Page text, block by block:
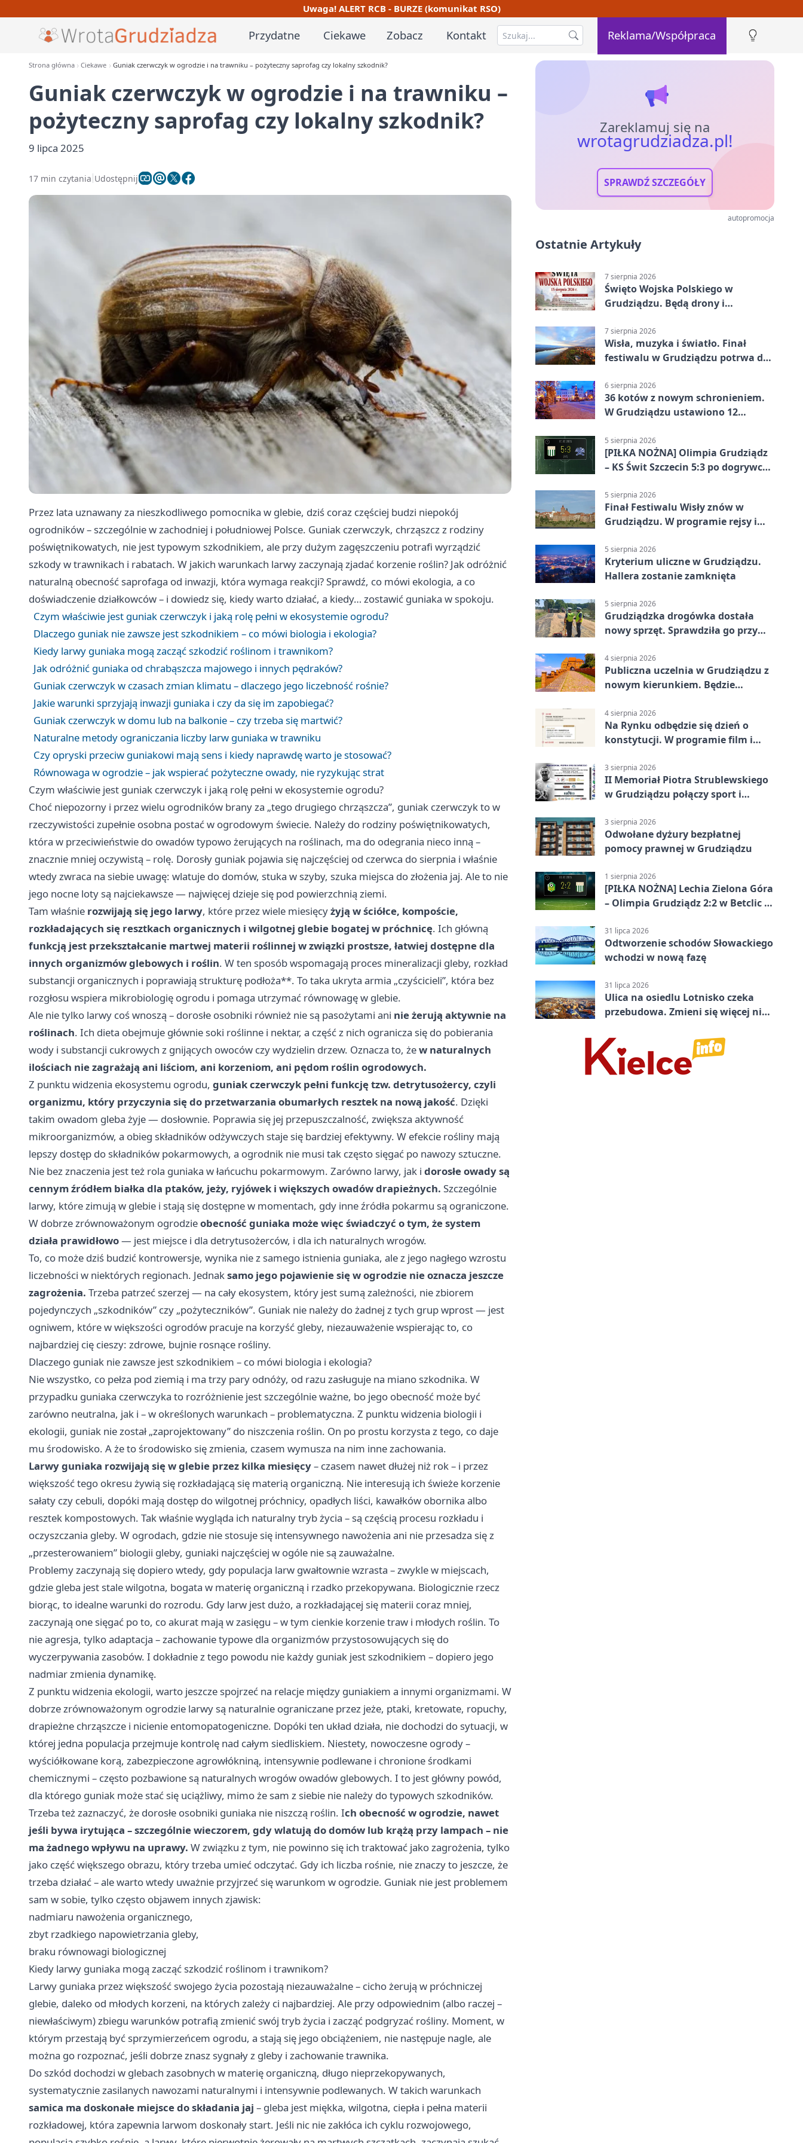
Uwaga! ALERT RCB - BURZE (komunikat RSO)
Przydatne Ciekawe Zobacz Kontakt Reklama/Współpraca
Strona główna Ciekawe Guniak czerwczyk w ogrodzie i na trawniku – pożyteczny saprofag czy lokalny szkodnik?
Guniak czerwczyk w ogrodzie i na trawniku –
pożyteczny saprofag czy lokalny szkodnik?
9 lipca 2025
17 min czytania Udostępnij
Przez lata uznawany za nieszkodliwego pomocnika w glebie, dziś coraz częściej budzi niepokój
ogrodników – szczególnie w zachodniej i południowej Polsce. Guniak czerwczyk, chrząszcz z rodziny
poświętnikowatych, nie jest typowym szkodnikiem, ale przy dużym zagęszczeniu potrafi wyrządzić
szkody w trawnikach i rabatach. W jakich warunkach larwy zaczynają zjadać korzenie roślin? Jak odróżnić
naturalną obecność saprofaga od inwazji, która wymaga reakcji? Sprawdź, co mówi ekologia, a co
doświadczenie działkowców – i dowiedz się, kiedy warto działać, a kiedy… zostawić guniaka w spokoju.
Czym właściwie jest guniak czerwczyk i jaką rolę pełni w ekosystemie ogrodu?
Dlaczego guniak nie zawsze jest szkodnikiem – co mówi biologia i ekologia?
Kiedy larwy guniaka mogą zacząć szkodzić roślinom i trawnikom?
Jak odróżnić guniaka od chrabąszcza majowego i innych pędraków?
Guniak czerwczyk w czasach zmian klimatu – dlaczego jego liczebność rośnie?
Jakie warunki sprzyjają inwazji guniaka i czy da się im zapobiegać?
Guniak czerwczyk w domu lub na balkonie – czy trzeba się martwić?
Naturalne metody ograniczania liczby larw guniaka w trawniku
Czy opryski przeciw guniakowi mają sens i kiedy naprawdę warto je stosować?
Równowaga w ogrodzie – jak wspierać pożyteczne owady, nie ryzykując strat
Czym właściwie jest guniak czerwczyk i jaką rolę pełni w ekosystemie ogrodu?
Choć niepozorny i przez wielu ogrodników brany za „tego drugiego chrząszcza”, guniak czerwczyk to w
rzeczywistości zupełnie osobna postać w ogrodowym świecie. Należy do rodziny poświętnikowatych,
która w przeciwieństwie do owadów typowo żerujących na roślinach, ma do odegrania nieco inną –
znacznie mniej oczywistą – rolę. Dorosły guniak pojawia się najczęściej od czerwca do sierpnia i właśnie
wtedy zwraca na siebie uwagę: wlatuje do domów, stuka w szyby, szuka miejsca do złożenia jaj. Ale to nie
jego nocne loty są najciekawsze — najwięcej dzieje się pod powierzchnią ziemi.
Tam właśnie rozwijają się jego larwy, które przez wiele miesięcyżyją w ściółce, kompoście,
rozkładających się resztkach organicznych i wilgotnej glebie bogatej w próchnicę. Ich główną
funkcją jest przekształcanie martwej materii roślinnej w związki prostsze, łatwiej dostępne dla
innych organizmów glebowych i roślin. W ten sposób wspomagają proces mineralizacji gleby, rozkład
substancji organicznych i poprawiają strukturę podłoża**. To taka ukryta armia „czyścicieli”, która bez
rozgłosu wspiera mikrobiologię ogrodu i pomaga utrzymać równowagę w glebie.
Ale nie tylko larwy coś wnoszą – dorosłe osobniki również nie są pasożytami ani nie żerują aktywnie na
roślinach. Ich dieta obejmuje głównie soki roślinne i nektar, a część z nich ogranicza się do pobierania
wody i substancji cukrowych z gnijących owoców czy wydzielin drzew. Oznacza to, żew naturalnych
ilościach nie zagrażają ani liściom, ani korzeniom, ani pędom roślin ogrodowych.
Z punktu widzenia ekosystemu ogrodu, guniak czerwczyk pełni funkcję tzw. detrytusożercy, czyli
organizmu, który przyczynia się do przetwarzania obumarłych resztek na nową jakość. Dzięki
takim owadom gleba żyje — dosłownie. Poprawia się jej przepuszczalność, zwiększa aktywność
mikroorganizmów, a obieg składników odżywczych staje się bardziej efektywny. W efekcie rośliny mają
lepszy dostęp do składników pokarmowych, a ogrodnik nie musi tak często sięgać po nawozy sztuczne.
Nie bez znaczenia jest też rola guniaka w łańcuchu pokarmowym. Zarówno larwy, jak i dorosłe owady są
cennym źródłem białka dla ptaków, jeży, ryjówek i większych owadów drapieżnych. Szczególnie
larwy, które zimują w glebie i stają się dostępne w momentach, gdy inne źródła pokarmu są ograniczone.
W dobrze zrównoważonym ogrodzieobecność guniaka może więc świadczyć o tym, że system
działa prawidłowo— jest miejsce i dla detrytusożerców, i dla ich naturalnych wrogów.
To, co może dziś budzić kontrowersje, wynika nie z samego istnienia guniaka, ale z jego nagłego wzrostu
liczebności w niektórych regionach. Jednaksamo jego pojawienie się w ogrodzie nie oznacza jeszcze
zagrożenia. Trzeba patrzeć szerzej — na cały ekosystem, który jest sumą zależności, nie zbiorem
pojedynczych „szkodników” czy „pożyteczników”. Guniak nie należy do żadnej z tych grup wprost — jest
ogniwem, które w większości ogrodów pracuje na korzyść gleby, niezauważenie wspierając to, co
najbardziej cię cieszy: zdrowe, bujnie rosnące rośliny.
Dlaczego guniak nie zawsze jest szkodnikiem – co mówi biologia i ekologia?
Nie wszystko, co pełza pod ziemią i ma trzy pary odnóży, od razu zasługuje na miano szkodnika. W
przypadku guniaka czerwczyka to rozróżnienie jest szczególnie ważne, bo jego obecność może być
zarówno neutralna, jak i – w określonych warunkach – problematyczna. Z punktu widzenia biologii i
ekologii, guniak nie został „zaprojektowany” do niszczenia roślin. On po prostu korzysta z tego, co daje
mu środowisko. A że to środowisko się zmienia, czasem wymusza na nim inne zachowania.
Larwy guniaka rozwijają się w glebie przez kilka miesięcy– czasem nawet dłużej niż rok – i przez
większość tego okresu żywią się rozkładającą się materią organiczną. Nie interesują ich świeże korzenie
sałaty czy cebuli, dopóki mają dostęp do wilgotnej próchnicy, opadłych liści, kawałków obornika albo
resztek kompostowych. Tak właśnie wygląda ich naturalny tryb życia – są częścią procesu rozkładu i
oczyszczania gleby. W ogrodach, gdzie nie stosuje się intensywnego nawożenia ani nie przesadza się z
„przesterowaniem” biologii gleby, guniaki najczęściej w ogóle nie są zauważalne.
Problemy zaczynają się dopiero wtedy, gdy populacja larw gwałtownie wzrasta – zwykle w miejscach,
gdzie gleba jest stale wilgotna, bogata w materię organiczną i rzadko przekopywana. Biologicznie rzecz
biorąc, to idealne warunki do rozrodu. Gdy larw jest dużo, a rozkładającej się materii coraz mniej,
zaczynają one sięgać po to, co akurat mają w zasięgu – w tym cienkie korzenie traw i młodych roślin. To
nie agresja, tylko adaptacja – zachowanie typowe dla organizmów przystosowujących się do
wyczerpywania zasobów. I dokładnie z tego powodu nie każdy guniak jest szkodnikiem – dopiero jego
nadmiar zmienia dynamikę.
Z punktu widzenia ekologii, warto jeszcze spojrzeć na relacje między guniakiem a innymi organizmami. W
dobrze zrównoważonym ogrodzie larwy są naturalnie ograniczane przez jeże, ptaki, kretowate, ropuchy,
drapieżne chrząszcze i nicienie entomopatogeniczne. Dopóki ten układ działa, nie dochodzi do sytuacji, w
której jedna populacja przejmuje kontrolę nad całym siedliskiem. Niestety, nowoczesne ogrody –
wyściółkowane korą, zabezpieczone agrowłókniną, intensywnie podlewane i chronione środkami
chemicznymi – często pozbawione są naturalnych wrogów owadów glebowych. I to jest główny powód,
dla którego guniak może stać się uciążliwy, mimo że sam z siebie nie należy do typowych szkodników.
Trzeba też zaznaczyć, że dorosłe osobniki guniaka nie niszczą roślin. Ich obecność w ogrodzie, nawet
jeśli bywa irytująca – szczególnie wieczorem, gdy wlatują do domów lub krążą przy lampach – nie
ma żadnego wpływu na uprawy. W związku z tym, nie powinno się ich traktować jako zagrożenia, tylko
jako część większego obrazu, który trzeba umieć odczytać. Gdy ich liczba rośnie, nie znaczy to jeszcze, że
trzeba działać – ale warto wtedy uważnie przyjrzeć się warunkom w ogrodzie. Guniak nie jest problemem
sam w sobie, tylko często objawem innych zjawisk:
nadmiaru nawożenia organicznego,
zbyt rzadkiego napowietrzania gleby,
braku równowagi biologicznej
Kiedy larwy guniaka mogą zacząć szkodzić roślinom i trawnikom?
Larwy guniaka przez większość swojego życia pozostają niezauważalne – cicho żerują w próchniczej
glebie, daleko od młodych korzeni, na których zależy ci najbardziej. Ale przy odpowiednim (albo raczej –
niewłaściwym) zbiegu warunków potrafią zmienić swój tryb życia i zacząć podgryzać rośliny. Moment, w
którym przestają być sprzymierzeńcem ogrodu, a stają się jego obciążeniem, nie następuje nagle, ale
można go rozpoznać, jeśli dobrze znasz sygnały z gleby i zachowanie trawnika.
Do szkód dochodzi w glebach zasobnych w materię organiczną, długo nieprzekopywanych,
systematycznie zasilanych nawozami naturalnymi i intensywnie podlewanych. W takich warunkach
samica ma doskonałe miejsce do składania jaj – gleba jest miękka, wilgotna, ciepła i pełna materii
rozkładowej, która zapewnia larwom doskonały start. Jeśli nic nie zakłóca ich cyklu rozwojowego,
Zareklamuj się na
wrotagrudziadza.pl!
SPRAWDŹ SZCZEGÓŁY
autopromocja
Ostatnie Artykuły
7 sierpnia 2026
Święto Wojska Polskiego w
Grudziądzu. Będą drony i
7 sierpnia 2026
Wisła, muzyka i światło. Finał
festiwalu w Grudziądzu potrwa do
6 sierpnia 2026
36 kotów z nowym schronieniem.
W Grudziądzu ustawiono 12
5 sierpnia 2026
[PIŁKA NOŻNA] Olimpia Grudziądz
– KS Świt Szczecin 5:3 po dogrywce
odwrócili losy meczu
5 sierpnia 2026
Finał Festiwalu Wisły znów w
Grudziądzu. W programie rejsy i
5 sierpnia 2026
Kryterium uliczne w Grudziądzu.
Hallera zostanie zamknięta
5 sierpnia 2026
Grudziądzka drogówka dostała
nowy sprzęt. Sprawdziła go przy
4 sierpnia 2026
Publiczna uczelnia w Grudziądzu z
nowym kierunkiem. Będzie
4 sierpnia 2026
Na Rynku odbędzie się dzień o
konstytucji. W programie film i
3 sierpnia 2026
II Memoriał Piotra Strublewskiego
w Grudziądzu połączy sport i
3 sierpnia 2026
Odwołane dyżury bezpłatnej
pomocy prawnej w Grudziądzu
1 sierpnia 2026
[PIŁKA NOŻNA] Lechia Zielona Góra
– Olimpia Grudziądz 2:2 w Betclic 2.
końcówce
31 lipca 2026
Odtworzenie schodów Słowackiego
wchodzi w nową fazę
31 lipca 2026
Ulica na osiedlu Lotnisko czeka
przebudowa. Zmieni się więcej niż